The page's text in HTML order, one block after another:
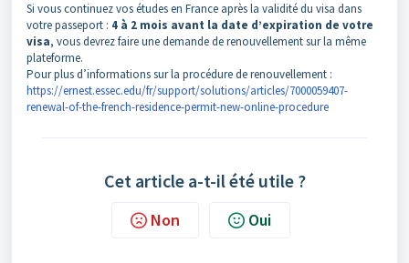
Si vous continuez vos études en France après la validité du visa dans
votre passeport : 4 à 2 mois avant la date d’expiration de votre
visa, vous devrez faire une demande de renouvellement sur la même
plateforme.
Pour plus d’informations sur la procédure de renouvellement :
https://ernest.essec.edu/fr/support/solutions/articles/7000059407-
renewal-of-the-french-residence-permit-new-online-procedure
Cet article a-t-il été utile ?
Non Oui